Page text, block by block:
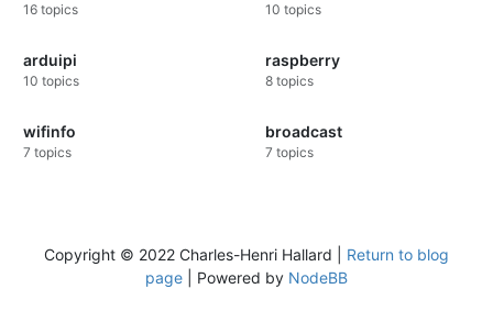
16 topics 10 topics
arduipi
10 topics
raspberry
8 topics
wifinfo
7 topics
broadcast
7 topics
Copyright © 2022 Charles-Henri Hallard | Return to blog
page | Powered by NodeBB